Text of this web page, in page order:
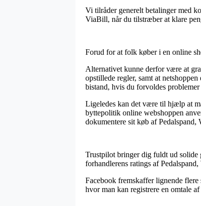
Vi tilråder generelt betalinger med
ViaBill, når du tilstræber at klare
Forud for at folk køber i en online
Alternativet kunne derfor være at
opstillede regler, samt at
bistand, hvis du forvoldes
Ligeledes kan det være til hjælp at
byttepolitik online webshoppen
dokumentere sit køb af Pedalspand,
Trustpilot bringer dig fuldt ud solide
forhandlerens ratings af
Facebook fremskaffer lignende
hvor man kan registrere en omtale